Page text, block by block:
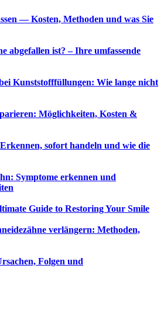
— Kosten, Methoden und was Sie
abgefallen ist? – Ihre umfassende
Kunststofffüllungen: Wie lange nicht
Möglichkeiten, Kosten &
sofort handeln und wie die
Symptome erkennen und
Guide to Restoring Your Smile
verlängern: Methoden,
Folgen und